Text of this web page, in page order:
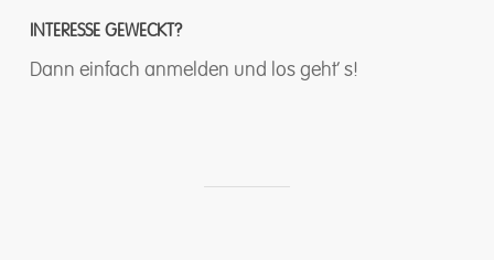
INTERESSE GEWECKT?
Dann einfach anmelden und los geht‘ s!